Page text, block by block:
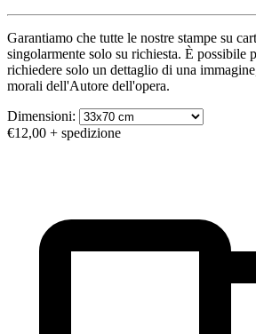
Garantiamo che tutte le nostre stampe su
singolarmente solo su richiesta. È possibile
richiedere solo un dettaglio di una
morali dell'Autore dell'opera.
Dimensioni:
€12,00 + spedizione